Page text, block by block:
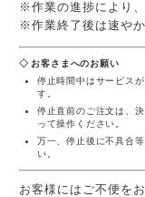
※作業の進捗により
※作業終了後は速や
◇ お客さまへのお願い
停止時間中はサービス
す。
停止直前のご注文は、
って操作ください。
万一、停止後に不具合
い。
お客様にはご不便を